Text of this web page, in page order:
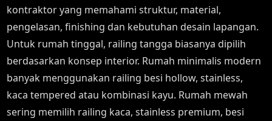
kontraktor yang memahami struktur, material,
pengelasan, finishing dan kebutuhan desain lapangan.
Untuk rumah tinggal, railing tangga biasanya dipilih
berdasarkan konsep interior. Rumah minimalis modern
banyak menggunakan railing besi hollow, stainless,
kaca tempered atau kombinasi kayu. Rumah mewah
sering memilih railing kaca, stainless premium, besi